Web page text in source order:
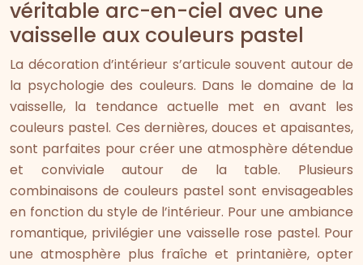
véritable arc-en-ciel avec une
vaisselle aux couleurs pastel
La décoration d’intérieur s’articule souvent autour de
la psychologie des couleurs. Dans le domaine de la
vaisselle, la tendance actuelle met en avant les
couleurs pastel. Ces dernières, douces et apaisantes,
sont parfaites pour créer une atmosphère détendue
et conviviale autour de la table. Plusieurs
combinaisons de couleurs pastel sont envisageables
en fonction du style de l’intérieur. Pour une ambiance
romantique, privilégier une vaisselle rose pastel. Pour
une atmosphère plus fraîche et printanière, opter